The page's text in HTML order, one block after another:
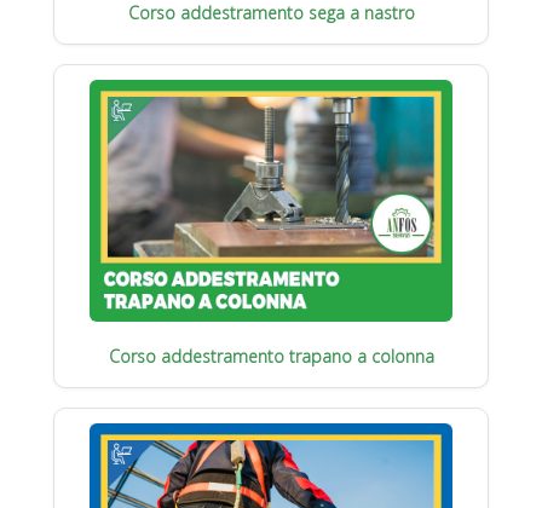
Corso addestramento sega a nastro
Corso addestramento trapano a colonna